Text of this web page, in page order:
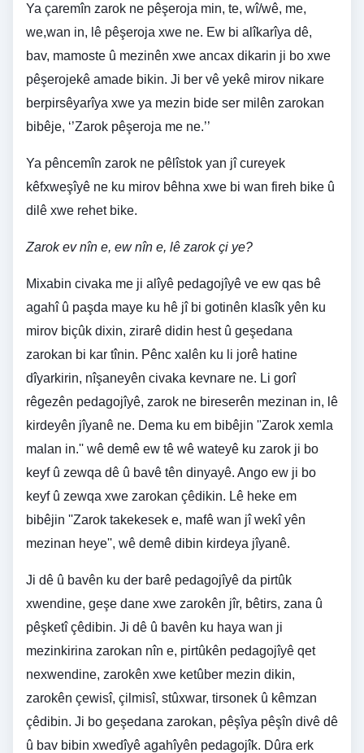
Ya çaremîn zarok ne pêşeroja min, te, wî/wê, me,
we,wan in, lê pêşeroja xwe ne. Ew bi alîkarîya dê,
bav, mamoste û mezinên xwe ancax dikarin ji bo xwe
pêşerojekê amade bikin. Ji ber vê yekê mirov nikare
berpirsêyarîya xwe ya mezin bide ser milên zarokan
bibêje, ‘’Zarok pêşeroja me ne.’’
Ya pêncemîn zarok ne pêlîstok yan jî cureyek
kêfxweşîyê ne ku mirov bêhna xwe bi wan fireh bike û
dilê xwe rehet bike.
Zarok ev nîn e, ew nîn e, lê zarok çi ye?
Mixabin civaka me ji alîyê pedagojîyê ve ew qas bê
agahî û paşda maye ku hê jî bi gotinên klasîk yên ku
mirov biçûk dixin, zirarê didin hest û geşedana
zarokan bi kar tînin. Pênc xalên ku li jorê hatine
dîyarkirin, nîşaneyên civaka kevnare ne. Li gorî
rêgezên pedagojîyê, zarok ne bireserên mezinan in, lê
kirdeyên jîyanê ne. Dema ku em bibêjin ''Zarok xemla
malan in.'' wê demê ew tê wê wateyê ku zarok ji bo
keyf û zewqa dê û bavê tên dinyayê. Ango ew ji bo
keyf û zewqa xwe zarokan çêdikin. Lê heke em
bibêjin ''Zarok takekesek e, mafê wan jî wekî yên
mezinan heye'', wê demê dibin kirdeya jîyanê.
Ji dê û bavên ku der barê pedagojîyê da pirtûk
xwendine, geşe dane xwe zarokên jîr, bêtirs, zana û
pêşketî çêdibin. Ji dê û bavên ku haya wan ji
mezinkirina zarokan nîn e, pirtûkên pedagojîyê qet
nexwendine, zarokên xwe ketûber mezin dikin,
zarokên çewisî, çilmisî, stûxwar, tirsonek û kêmzan
çêdibin. Ji bo geşedana zarokan, pêşîya pêşîn divê dê
û bav bibin xwedîyê agahîyên pedagojîk. Dûra erk